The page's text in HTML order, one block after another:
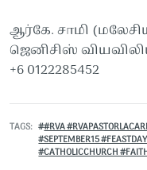
ஆர்கே. சாமி
ஜெனிசிஸ்
+6 0122285452
TAGS
#RVA
#SEPTEMBER15
#CATHOLICCHURCH